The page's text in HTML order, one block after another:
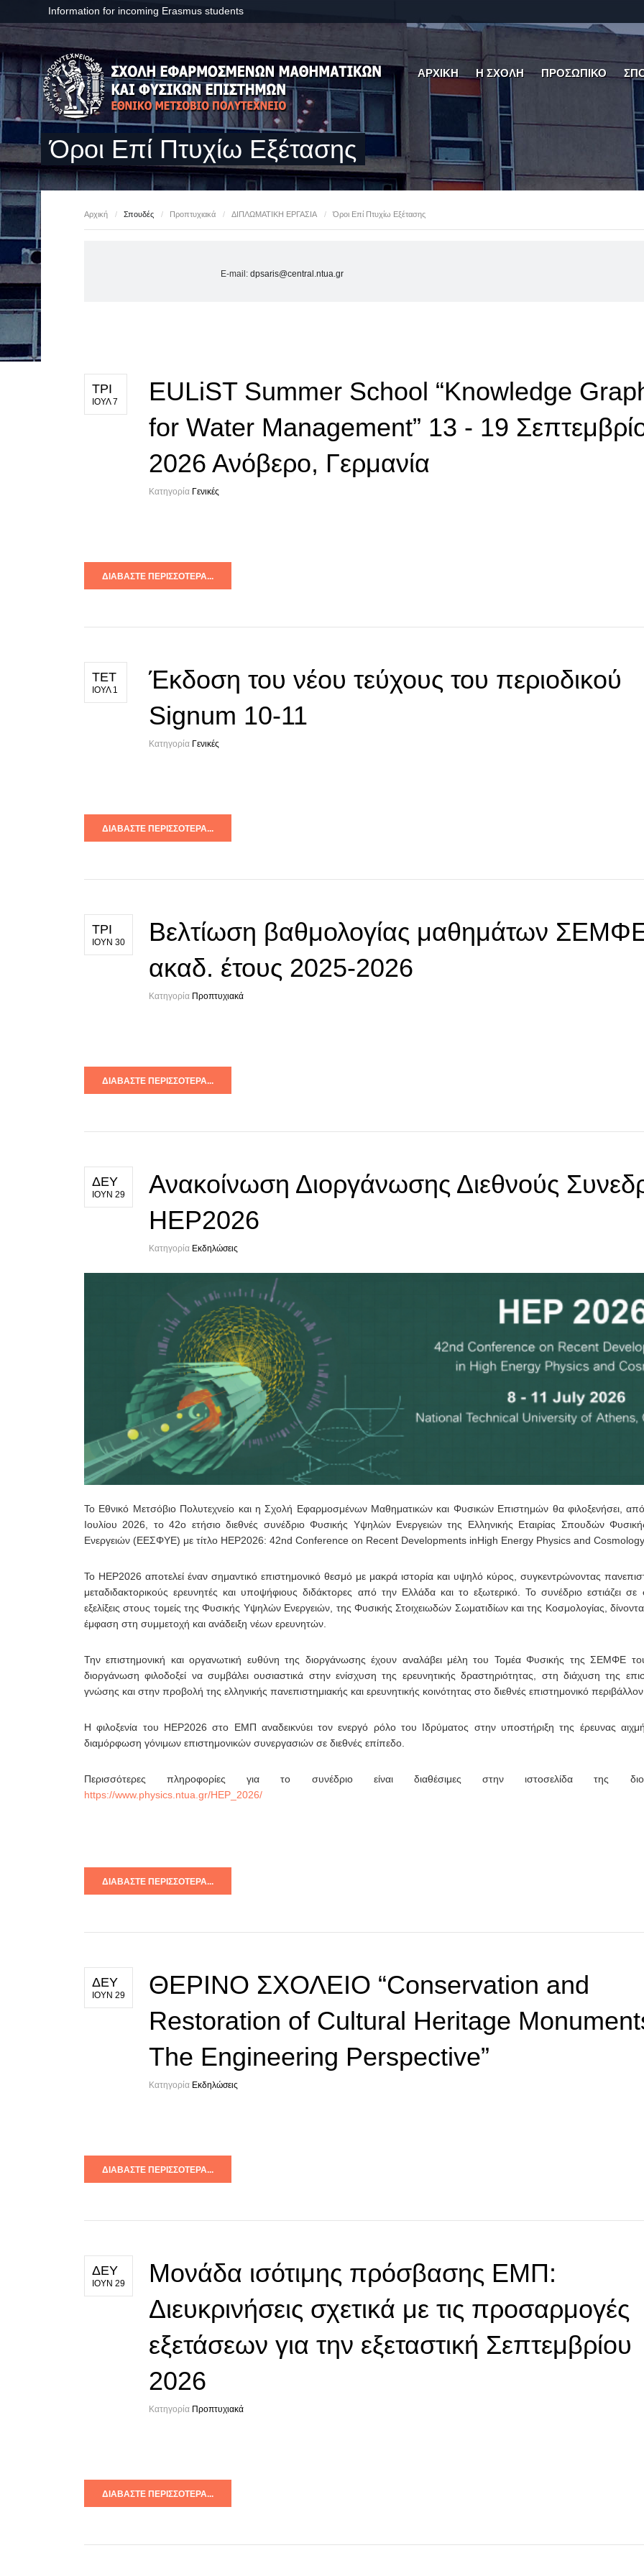
Information for incoming Erasmus students
ΑΡΧΙΚΗ Η ΣΧΟΛΗ ΠΡΟΣΩΠΙΚΟ
Όροι Επί Πτυχίω Εξέτασης
Αρχική / Σπουδές / Προπτυχιακά / ΔΙΠΛΩΜΑΤΙΚΗ ΕΡΓΑΣΙΑ / Όροι Επί Πτυχίω Εξέτασης
E-mail:
ΤΡΙ
ΙΟΥΛ 7
EULiST Summer School “Knowledge
for Water Management” 13 - 19
2026 Ανόβερο, Γερμανία
Κατηγορία Γενικές
ΔΙΑΒΆΣΤΕ ΠΕΡΙΣΣΌΤΕΡΑ...
ΤΕΤ
ΙΟΥΛ 1
Έκδοση του νέου τεύχους του περιοδικού
Signum 10-11
Κατηγορία Γενικές
ΔΙΑΒΆΣΤΕ ΠΕΡΙΣΣΌΤΕΡΑ...
ΤΡΙ
ΙΟΥΝ 30
Βελτίωση βαθμολογίας μαθημάτων
ακαδ. έτους 2025-2026
Κατηγορία Προπτυχιακά
ΔΙΑΒΆΣΤΕ ΠΕΡΙΣΣΌΤΕΡΑ...
ΔΕΥ
ΙΟΥΝ 29
Ανακοίνωση Διοργάνωσης Διεθνούς
HEP2026
Κατηγορία Εκδηλώσεις
Το Εθνικό Μετσόβιο Πολυτεχνείο και η Σχολή Εφαρμοσμένων Μαθηματικών και Φυσικών Επιστημών θα φιλοξενήσει,
Ιουλίου 2026, το 42ο ετήσιο διεθνές συνέδριο Φυσικής Υψηλών Ενεργειών της Ελληνικής Εταιρίας Σπουδών
Ενεργειών (ΕΕΣΦΥΕ) με τίτλο HEP2026: 42nd Conference on Recent Developments inHigh Energy Physics and
Το HEP2026 αποτελεί έναν σημαντικό επιστημονικό θεσμό με μακρά ιστορία και υψηλό κύρος, συγκεντρώνοντας
μεταδιδακτορικούς ερευνητές και υποψήφιους διδάκτορες από την Ελλάδα και το εξωτερικό. Το συνέδριο εστιάζει σε
εξελίξεις στους τομείς της Φυσικής Υψηλών Ενεργειών, της Φυσικής Στοιχειωδών Σωματιδίων και της Κοσμολογίας,
έμφαση στη συμμετοχή και ανάδειξη νέων ερευνητών.
Την επιστημονική και οργανωτική ευθύνη της διοργάνωσης έχουν αναλάβει μέλη του Τομέα Φυσικής της ΣΕΜΦΕ
διοργάνωση φιλοδοξεί να συμβάλει ουσιαστικά στην ενίσχυση της ερευνητικής δραστηριότητας, στη διάχυση της
γνώσης και στην προβολή της ελληνικής πανεπιστημιακής και ερευνητικής κοινότητας στο διεθνές επιστημονικό
Η φιλοξενία του HEP2026 στο ΕΜΠ αναδεικνύει τον ενεργό ρόλο του Ιδρύματος στην υποστήριξη της έρευνας
διαμόρφωση γόνιμων επιστημονικών συνεργασιών σε διεθνές επίπεδο.
Περισσότερες πληροφορίες για το συνέδριο είναι διαθέσιμες στην ιστοσελίδα της
https://www.physics.ntua.gr/HEP_2026/
ΔΙΑΒΆΣΤΕ ΠΕΡΙΣΣΌΤΕΡΑ...
ΔΕΥ
ΙΟΥΝ 29
ΘΕΡΙΝΟ ΣΧΟΛΕΙΟ “Conservation and
Restoration of Cultural Heritage
The Engineering Perspective”
Κατηγορία Εκδηλώσεις
ΔΙΑΒΆΣΤΕ ΠΕΡΙΣΣΌΤΕΡΑ...
ΔΕΥ
ΙΟΥΝ 29
Μονάδα ισότιμης πρόσβασης ΕΜΠ:
Διευκρινήσεις σχετικά με τις προσαρμογές
εξετάσεων για την εξεταστική Σεπτεμβρίου
2026
Κατηγορία Προπτυχιακά
ΔΙΑΒΆΣΤΕ ΠΕΡΙΣΣΌΤΕΡΑ...